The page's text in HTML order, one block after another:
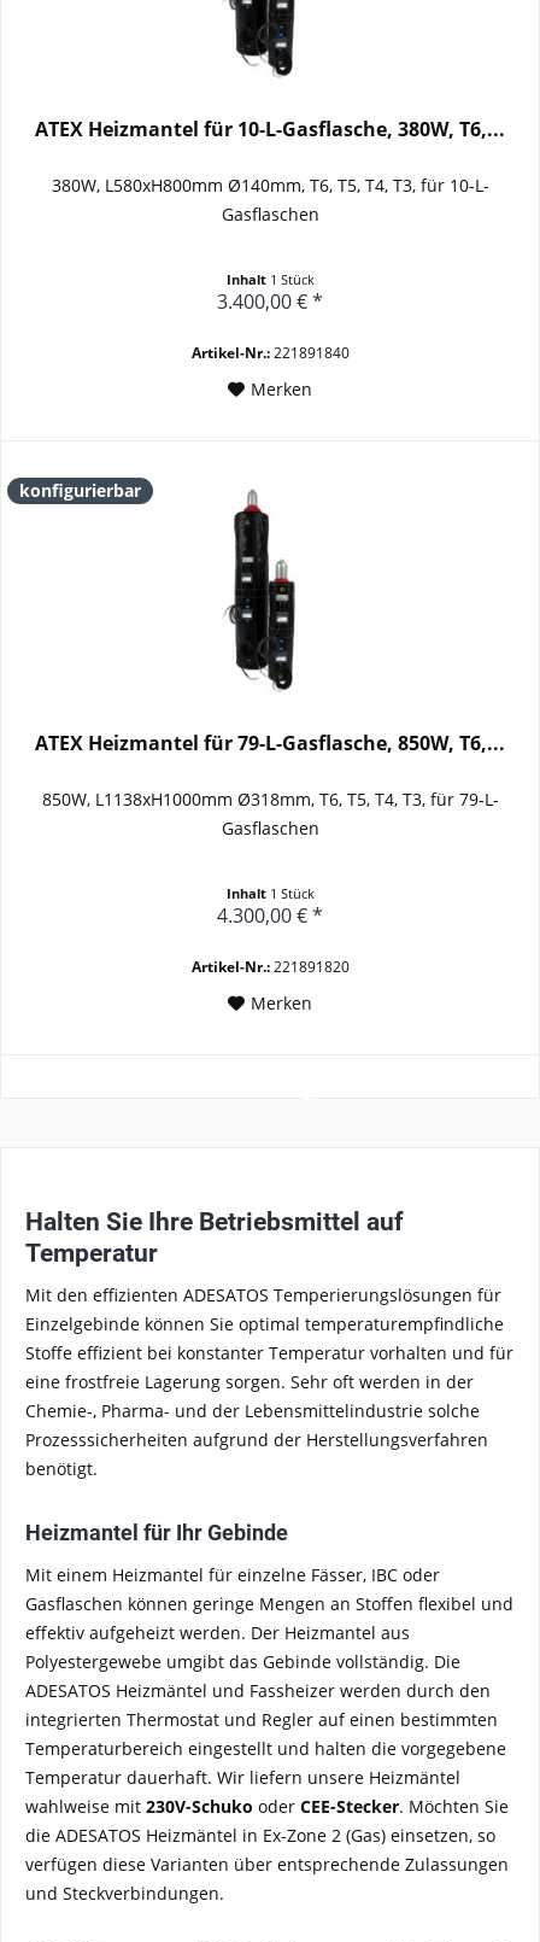
ATEX Heizmantel für 10-L-Gasflasche, 380W, T6,...
380W, L580xH800mm Ø140mm, T6, T5, T4, T3, für 10-L-
Gasflaschen
Inhalt 1 Stück
3.400,00 € *
Artikel-Nr.:221891840
Merken
konfigurierbar
ATEX Heizmantel für 79-L-Gasflasche, 850W, T6,...
850W, L1138xH1000mm Ø318mm, T6, T5, T4, T3, für 79-L-
Gasflaschen
Inhalt 1 Stück
4.300,00 € *
Artikel-Nr.:221891820
Merken
Halten Sie Ihre Betriebsmittel auf
Temperatur
Mit den effizienten ADESATOS Temperierungslösungen für
Einzelgebinde können Sie optimal temperaturempfindliche
Stoffe effizient bei konstanter Temperatur vorhalten und für
eine frostfreie Lagerung sorgen. Sehr oft werden in der
Chemie-, Pharma- und der Lebensmittelindustrie solche
Prozesssicherheiten aufgrund der Herstellungsverfahren
benötigt.
Heizmantel für Ihr Gebinde
Mit einem Heizmantel für einzelne Fässer, IBC oder
Gasflaschen können geringe Mengen an Stoffen flexibel und
effektiv aufgeheizt werden. Der Heizmantel aus
Polyestergewebe umgibt das Gebinde vollständig. Die
ADESATOS Heizmäntel und Fassheizer werden durch den
integrierten Thermostat und Regler auf einen bestimmten
Temperaturbereich eingestellt und halten die vorgegebene
Temperatur dauerhaft. Wir liefern unsere Heizmäntel
wahlweise mit 230V-Schuko oder CEE-Stecker. Möchten Sie
die ADESATOS Heizmäntel in Ex-Zone 2 (Gas) einsetzen, so
verfügen diese Varianten über entsprechende Zulassungen
und Steckverbindungen.